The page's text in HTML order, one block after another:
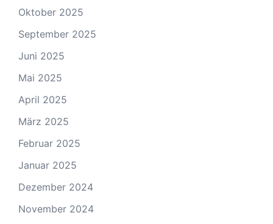
Oktober 2025
September 2025
Juni 2025
Mai 2025
April 2025
März 2025
Februar 2025
Januar 2025
Dezember 2024
November 2024